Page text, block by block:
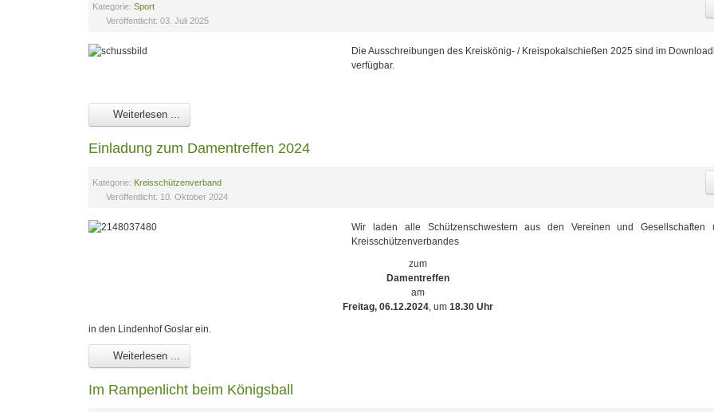
Kategorie:Sport
Veröffentlicht: 03. Juli 2025
Die Ausschreibungen des Kreiskönig- / Kreispokalschießen 2025 sind im
verfügbar.
Weiterlesen ...
Einladung zum Damentreffen 2024
Kategorie: Kreisschützenverband
Veröffentlicht: 10. Oktober 2024
Wir laden alle Schützenschwestern aus den Vereinen und Gesellschaften
Kreisschützenverbandes
zum
Damentreffen
am
Freitag, 06.12.2024 , um18.30 Uhr
in den Lindenhof Goslar ein.
Weiterlesen ...
Im Rampenlicht beim Königsball